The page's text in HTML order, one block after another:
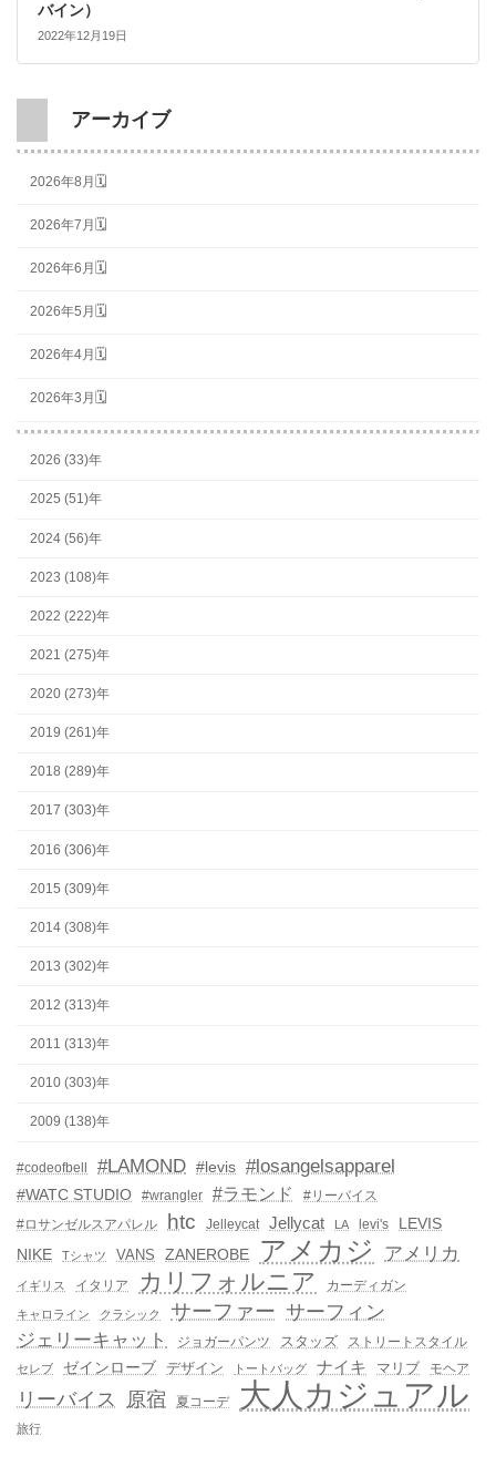
バイン）
2022年12月19日
アーカイブ
2026年8月🗓
2026年7月🗓
2026年6月🗓
2026年5月🗓
2026年4月🗓
2026年3月🗓
2026 (33)年
2025 (51)年
2024 (56)年
2023 (108)年
2022 (222)年
2021 (275)年
2020 (273)年
2019 (261)年
2018 (289)年
2017 (303)年
2016 (306)年
2015 (309)年
2014 (308)年
2013 (302)年
2012 (313)年
2011 (313)年
2010 (303)年
2009 (138)年
#codeofbell #LAMOND #levis #losangelsapparel
#WATC STUDIO #wrangler #ラモンド
#リーバイス
#ロサンゼルスアパレル
htc Jelleycat Jellycat LA levi's
LEVIS
NIKE
Tシャツ VANS ZANEROBE アメカジ アメリカ
イギリス イタリア カリフォルニア カーディガン
キャロライン クラシック サーファー サーフィン
ジェリーキャット
ジョガーパンツ スタッズ ストリートスタイル
セレブ ゼインローブ デザイン トートバッグ ナイキ マリブ モヘア
リーバイス 原宿 夏コーデ 大人カジュアル
旅行